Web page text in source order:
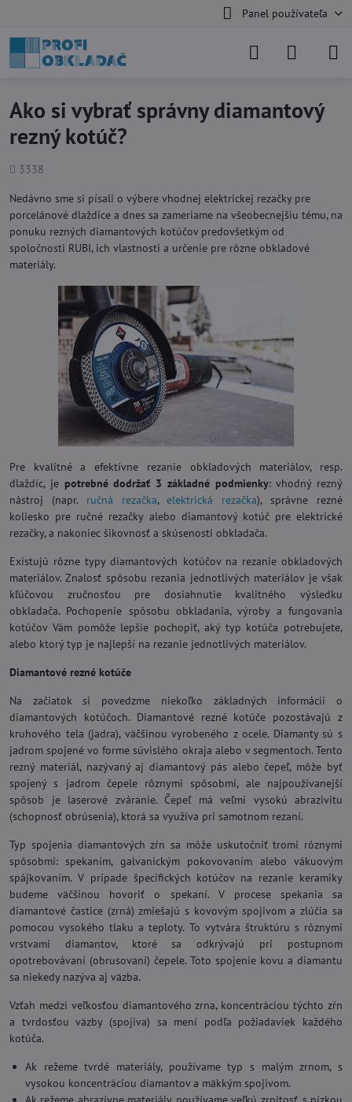
Panel používateľa
Ako si vybrať správny diamantový
rezný kotúč?
Počet
3338
Nedávno sme si písali o výbere vhodnej elektrickej rezačky pre
porcelánové dlaždice a dnes sa zameriame na všeobecnejšiu tému, na
ponuku rezných diamantových kotúčov predovšetkým od
spoločnosti RUBI, ich vlastnosti a určenie pre rôzne obkladové
materiály.
Pre kvalitné a efektívne rezanie obkladových materiálov, resp.
dlaždíc, je potrebné dodržať 3 základné podmienky: vhodný rezný
nástroj (napr. ručná rezačka,elektrická rezačka), správne rezné
koliesko pre ručné rezačky alebo diamantový kotúč pre elektrické
rezačky, a nakoniec šikovnosť a skúsenosti obkladača.
Existujú rôzne typy diamantových kotúčov na rezanie obkladových
materiálov. Znalosť spôsobu rezania jednotlivých materiálov je však
kľúčovou zručnosťou pre dosiahnutie kvalitného výsledku
obkladača. Pochopenie spôsobu obkladania, výroby a fungovania
kotúčov Vám pomôže lepšie pochopiť, aký typ kotúča potrebujete,
alebo ktorý typ je najlepší na rezanie jednotlivých materiálov.
Diamantové rezné kotúče
Na začiatok si povedzme niekoľko základných informácií o
diamantových kotúčoch. Diamantové rezné kotúče pozostávajú z
kruhového tela (jadra), väčšinou vyrobeného z ocele. Diamanty sú s
jadrom spojené vo forme súvislého okraja alebo v segmentoch. Tento
rezný materiál, nazývaný aj diamantový pás alebo čepeľ, môže byť
spojený s jadrom čepele rôznymi spôsobmi, ale najpoužívanejší
spôsob je laserové zváranie. Čepeľ má veľmi vysokú abrazivitu
(schopnosť obrúsenia), ktorá sa využíva pri samotnom rezaní.
Typ spojenia diamantových zŕn sa môže uskutočniť tromi rôznymi
spôsobmi: spekaním, galvanickým pokovovaním alebo vákuovým
spájkovaním. V prípade špecifických kotúčov na rezanie keramiky
budeme väčšinou hovoriť o spekaní. V procese spekania sa
diamantové častice (zrná) zmiešajú s kovovým spojivom a zlúčia sa
pomocou vysokého tlaku a teploty. To vytvára štruktúru s rôznymi
vrstvami diamantov, ktoré sa odkrývajú pri postupnom
opotrebovávaní (obrusovaní) čepele. Toto spojenie kovu a diamantu
sa niekedy nazýva aj väzba.
Vzťah medzi veľkosťou diamantového zrna, koncentráciou týchto zŕn
a tvrdosťou väzby (spojiva) sa mení podľa požiadaviek každého
kotúča.
Ak režeme tvrdé materiály, používame typ s malým zrnom, s
vysokou koncentráciou diamantov a mäkkým spojivom.